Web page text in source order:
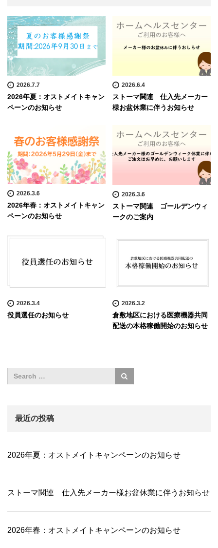
2026.7.7
2026年夏：オストメイトキャン
ペーンのお知らせ
2026.6.4
ストーマ関連 仕入先メーカー
様お盆休業に伴うお知らせ
2026.3.6
2026年春：オストメイトキャン
ペーンのお知らせ
2026.3.6
ストーマ関連 ゴールデンウィ
ークのご案内
2026.3.4
役員選任のお知らせ
2026.3.2
倉敷地区における医療機器共同
配送の本格稼働開始のお知らせ
最近の投稿
2026年夏：オストメイトキャンペーンのお知らせ
ストーマ関連 仕入先メーカー様お盆休業に伴うお知らせ
2026年春：オストメイトキャンペーンのお知らせ